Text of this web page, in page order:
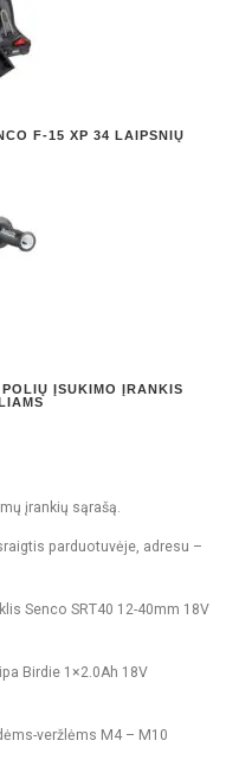
F-15 XP 34 LAIPSNIŲ
ĮSUKIMO ĮRANKIS
įrankių sąrašą.
parduotuvėje, adresu –
Senco SRT40 12-40mm 18V
Birdie 1×2.0Ah 18V
veržlėms M4 – M10